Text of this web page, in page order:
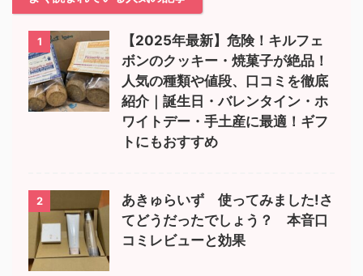
1
【2025年最新】危険！キルフェ
ボンのクッキー・焼菓子が絶品！
人気の種類や値段、口コミを徹底
紹介｜誕生日・バレンタイン・ホ
ワイトデー・手土産に最適！ギフ
トにもおすすめ
2
あきゅらいず 使ってみました!さ
てどうだったでしょう？ 本音口
コミレビューと効果